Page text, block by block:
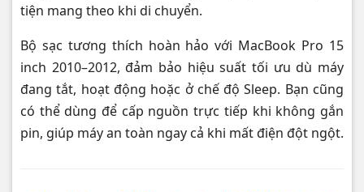
tiện mang theo khi di chuyển.
Bộ sạc tương thích hoàn hảo với MacBook Pro 15
inch 2010–2012, đảm bảo hiệu suất tối ưu dù máy
đang tắt, hoạt động hoặc ở chế độ Sleep. Bạn cũng
có thể dùng để cấp nguồn trực tiếp khi không gắn
pin, giúp máy an toàn ngay cả khi mất điện đột ngột.